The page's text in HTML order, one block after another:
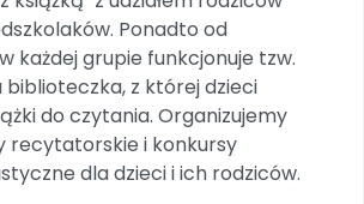
prenumeraty
przedszkolny
rok
numery
Przedszkolaka
czytelnictwa
Ponadto od
każdej grupie funkcjonuje tzw.
biblioteczka, z której dzieci
do czytania. Organizujemy
recytatorskie i konkursy
dla dzieci i ich rodziców.